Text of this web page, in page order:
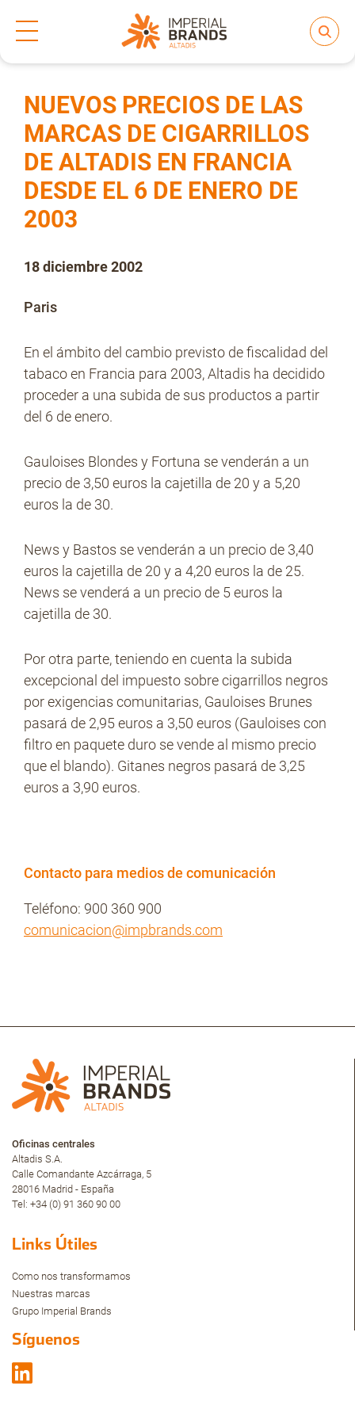
Nuestras Marcas
Compromiso
People and Culture
No Contrabando
Prensa
Contacto
Inicio Notas de prensa
NUEVOS PRECIOS DE LAS
MARCAS DE CIGARRILLOS
DE ALTADIS EN FRANCIA
DESDE EL 6 DE ENERO DE
2003
18 diciembre 2002
Paris
En el ámbito del cambio previsto de fiscalidad del
tabaco en Francia para 2003, Altadis ha decidido
proceder a una subida de sus productos a partir
del 6 de enero.
Gauloises Blondes y Fortuna se venderán a un
precio de 3,50 euros la cajetilla de 20 y a 5,20
euros la de 30.
News y Bastos se venderán a un precio de 3,40
euros la cajetilla de 20 y a 4,20 euros la de 25.
News se venderá a un precio de 5 euros la
cajetilla de 30.
Por otra parte, teniendo en cuenta la subida
excepcional del impuesto sobre cigarrillos negros
por exigencias comunitarias, Gauloises Brunes
pasará de 2,95 euros a 3,50 euros (Gauloises con
filtro en paquete duro se vende al mismo precio
que el blando). Gitanes negros pasará de 3,25
euros a 3,90 euros.
Contacto para medios de comunicación
Teléfono: 900 360 900
comunicacion@impbrands.com
Oficinas centrales
Altadis S.A.
Calle Comandante Azcárraga, 5
28016 Madrid - España
Tel: +34 (0) 91 360 90 00
Links Útiles
Como nos transformamos
Nuestras marcas
Grupo Imperial Brands
Síguenos